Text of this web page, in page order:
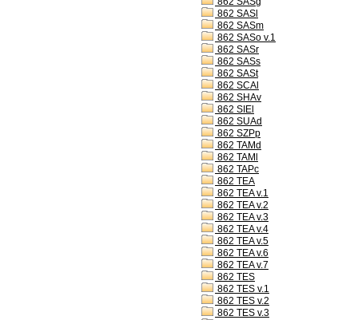
862 SASl
862 SASm
862 SASo v.1
862 SASr
862 SASs
862 SASt
862 SCAl
862 SHAv
862 SIEl
862 SUAd
862 SZPp
862 TAMd
862 TAMl
862 TAPc
862 TEA
862 TEA v.1
862 TEA v.2
862 TEA v.3
862 TEA v.4
862 TEA v.5
862 TEA v.6
862 TEA v.7
862 TES
862 TES v.1
862 TES v.2
862 TES v.3